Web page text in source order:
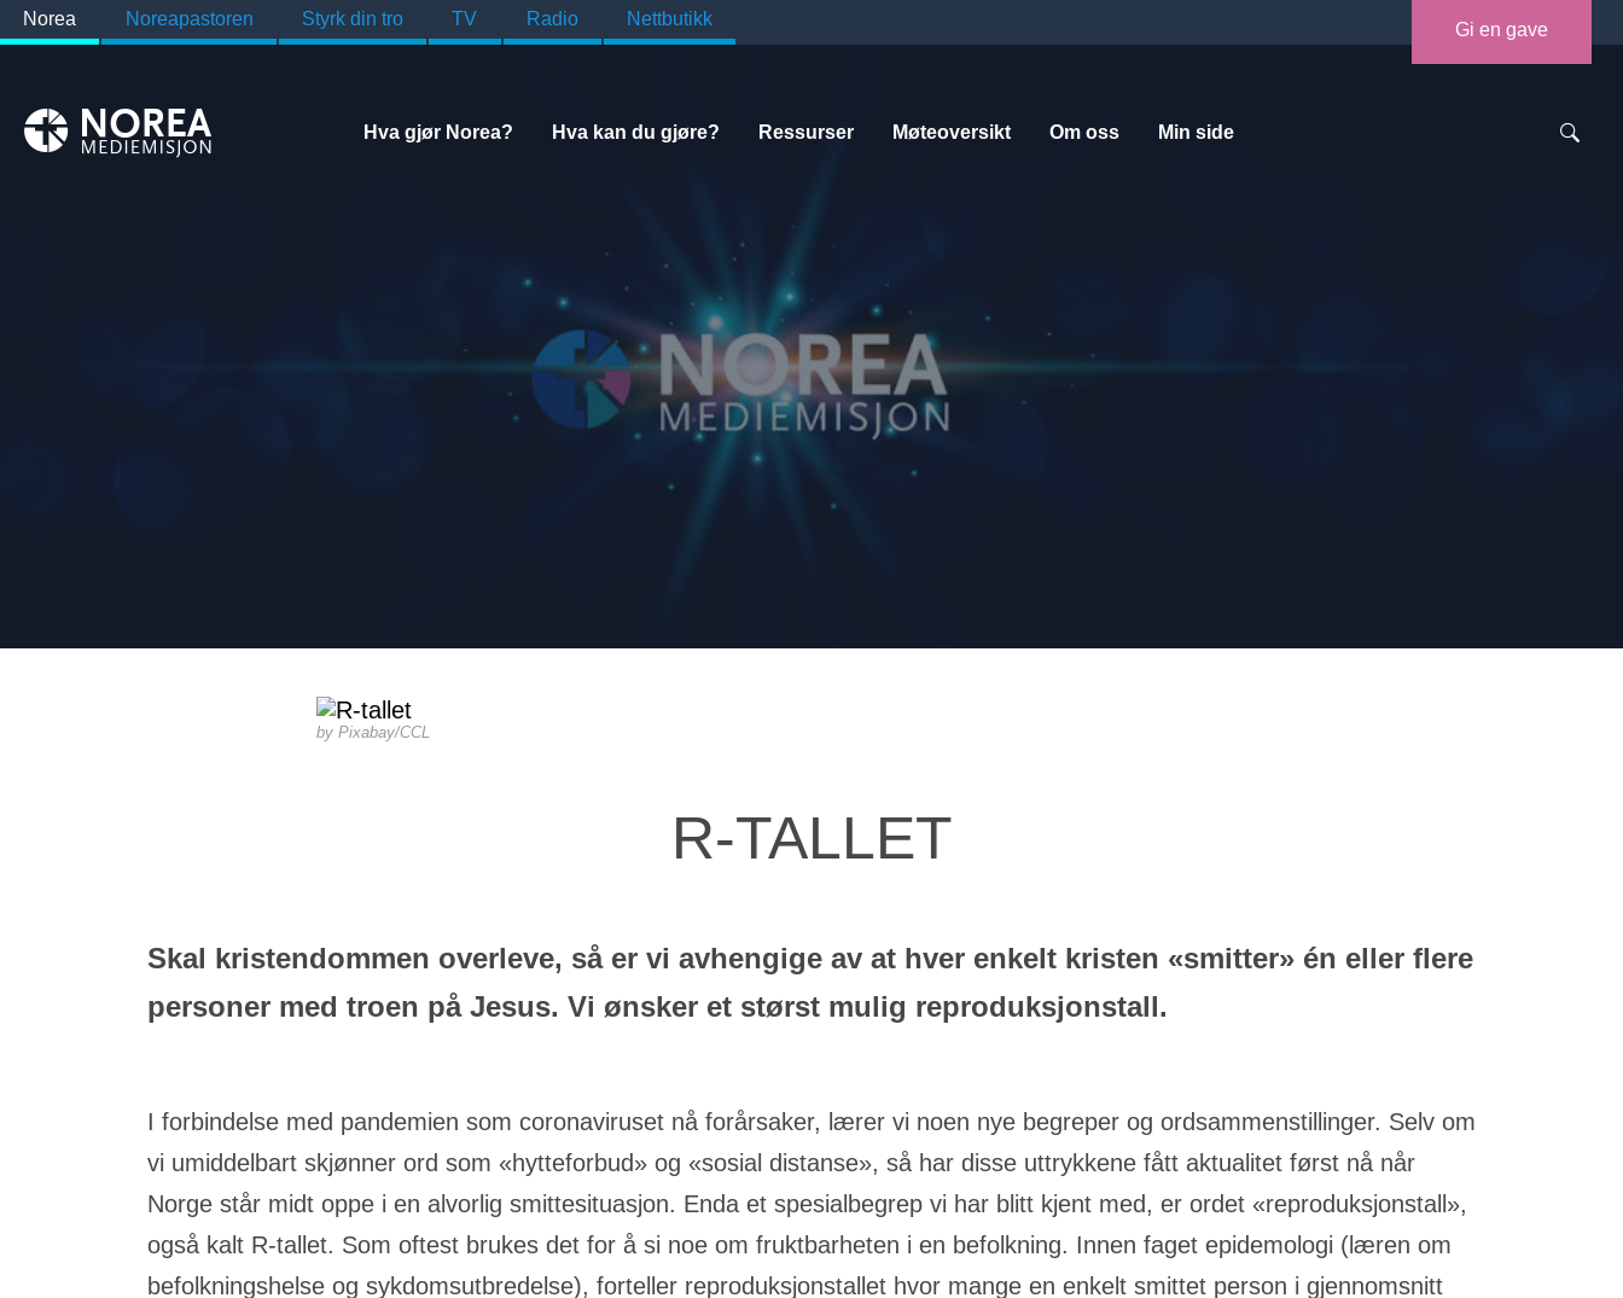
Norea Noreapastoren Styrk din tro TV Radio Nettbutikk
Gi en gave
Hva gjør Norea? Hva kan du gjøre? Ressurser Møteoversikt Om oss Min side
Pixabay/CCL
R-TALLET
Skal kristendommen overleve, så er vi avhengige av at hver enkelt kristen «smitter» én eller flere
personer med troen på Jesus. Vi ønsker et størst mulig reproduksjonstall.
I forbindelse med pandemien som coronaviruset nå forårsaker, lærer vi noen nye begreper og ordsammenstillinger. Selv om
vi umiddelbart skjønner ord som «hytteforbud» og «sosial distanse», så har disse uttrykkene fått aktualitet først nå når
Norge står midt oppe i en alvorlig smittesituasjon. Enda et spesialbegrep vi har blitt kjent med, er ordet «reproduksjonstall»,
også kalt R-tallet. Som oftest brukes det for å si noe om fruktbarheten i en befolkning. Innen faget epidemologi (læren om
befolkningshelse og sykdomsutbredelse), forteller reproduksjonstallet hvor mange en enkelt smittet person i gjennomsnitt